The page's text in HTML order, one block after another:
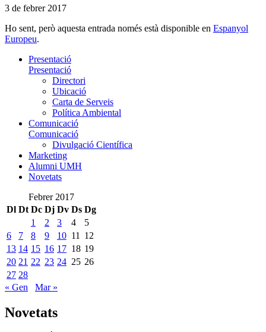
3 de febrer 2017
Ho sent, però aquesta entrada només està disponible en Espanyol
Europeu.
Presentació
Presentació
Directori
Ubicació
Carta de Serveis
Política Ambiental
Comunicació
Comunicació
Divulgació Científica
Marketing
Alumni UMH
Novetats
Febrer 2017
Dl Dt Dc Dj Dv Ds Dg
1
2 3 4
5
6
7 8 9 10 11
12
13 14 15 16 17 18 19
20 21 22 23 24 25 26
27 28
« Gen
Mar »
Novetats